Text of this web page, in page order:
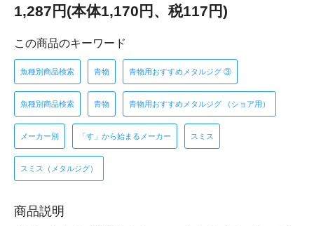
1,287円(本体1,170円、税117円)
この商品のキーワード
魚種別商品検索 青物 青物用おすすめメタルジグ ③
魚種別商品検索 青物 青物用おすすめメタルジグ （ショア用）
メーカー別 「す」から始まるメーカー スミス
スミス（メタルジグ）
商品説明